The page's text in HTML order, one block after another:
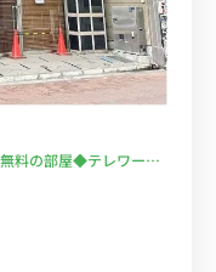
料の部屋◆テレワー
ます！